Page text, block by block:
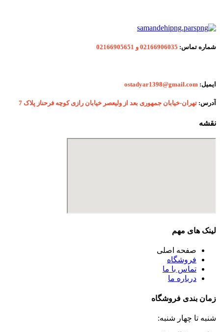
شماره تماس: 02166906035 و 02166905651
ایمیل: ostadyar1398@gmail.com
آدرس: تهران-خیابان جمهوری بعد از ولیعصر خیابان رازی کوچه فرحناز پلاک 7
نقشه
لینک های مهم
صفحه اصلی
فروشگاه
تماس با ما
درباره ما
زمان بندی فروشگاه
شنبه تا چهار شنبه: